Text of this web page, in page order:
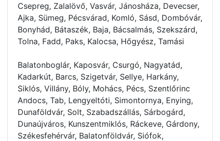
Csepreg, Zalalövő, Vasvár, Jánosháza, Devecser,
Ajka, Sümeg, Pécsvárad, Komló, Sásd, Dombóvár,
Bonyhád, Bátaszék, Baja, Bácsalmás, Szekszárd,
Tolna, Fadd, Paks, Kalocsa, Hőgyész, Tamási
Balatonboglár, Kaposvár, Csurgó, Nagyatád,
Kadarkút, Barcs, Szigetvár, Sellye, Harkány,
Siklós, Villány, Bóly, Mohács, Pécs, Szentlőrinc
Andocs, Tab, Lengyeltóti, Simontornya, Enying,
Dunaföldvár, Solt, Szabadszállás, Sárbogárd,
Dunaújváros, Kunszentmiklós, Ráckeve, Gárdony,
Székesfehérvár, Balatonföldvár, Siófok,